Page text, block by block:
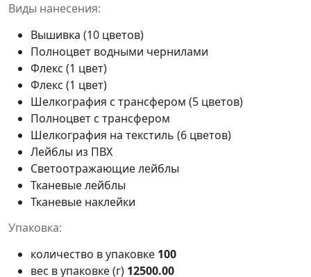
Виды нанесения:
Вышивка (10 цветов)
Полноцвет водными чернилами
Флекс (1 цвет)
Флекс (1 цвет)
Шелкография с трансфером (5 цветов)
Полноцвет с трансфером
Шелкография на текстиль (6 цветов)
Лейблы из ПВХ
Светоотражающие лейблы
Тканевые лейблы
Тканевые наклейки
Упаковка:
количество в упаковке 100
вес в упаковке (г) 12500.00